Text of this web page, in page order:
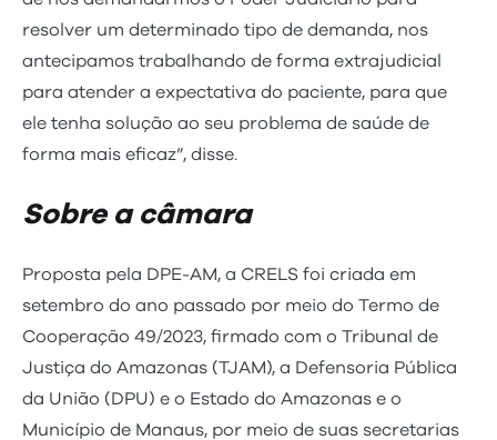
resolver um determinado tipo de demanda, nos
antecipamos trabalhando de forma extrajudicial
para atender a expectativa do paciente, para que
ele tenha solução ao seu problema de saúde de
forma mais eficaz”, disse.
Sobre a câmara
Proposta pela DPE-AM, a CRELS foi criada em
setembro do ano passado por meio do Termo de
Cooperação 49/2023, firmado com o Tribunal de
Justiça do Amazonas (TJAM), a Defensoria Pública
da União (DPU) e o Estado do Amazonas e o
Município de Manaus, por meio de suas secretarias